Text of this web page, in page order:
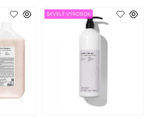
SKVELÝ VÝROBOK